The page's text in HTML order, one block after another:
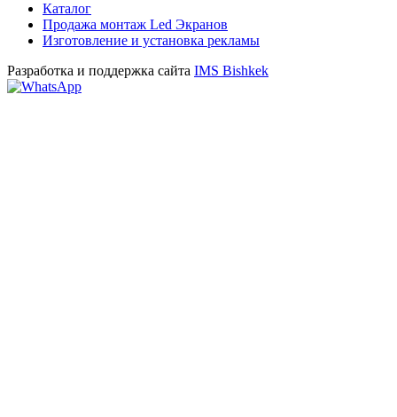
Каталог
Продажа монтаж Led Экранов
Изготовление и установка рекламы
Разработка и поддержка сайта IMS Bishkek